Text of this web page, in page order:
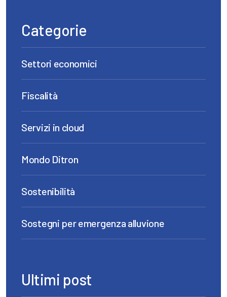
Categorie
Settori economici
Fiscalità
Servizi in cloud
Mondo Ditron
Sostenibilità
Sostegni per emergenza alluvione
Ultimi post